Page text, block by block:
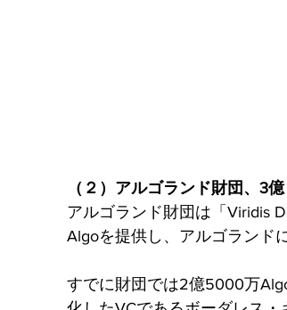
（２）アルゴランド財団、3
アルゴランド財団は「Viridis
Algoを提供し、アルゴランド
すでに財団では2億5000万